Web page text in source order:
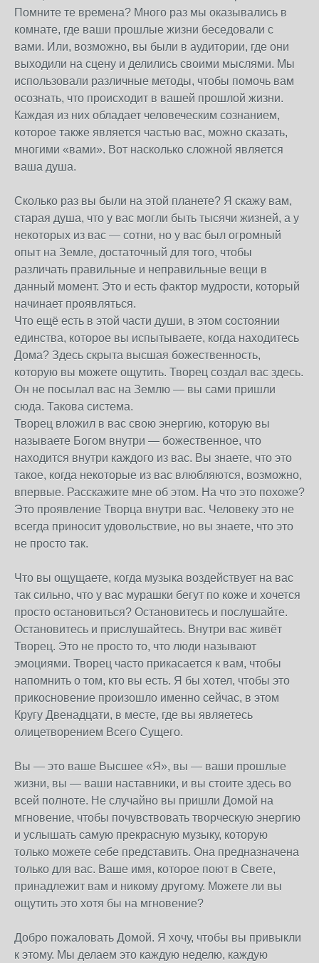
Помните те времена? Много раз мы оказывались в
комнате, где ваши прошлые жизни беседовали с
вами. Или, возможно, вы были в аудитории, где они
выходили на сцену и делились своими мыслями. Мы
использовали различные методы, чтобы помочь вам
осознать, что происходит в вашей прошлой жизни.
Каждая из них обладает человеческим сознанием,
которое также является частью вас, можно сказать,
многими «вами». Вот насколько сложной является
ваша душа.
Сколько раз вы были на этой планете? Я скажу вам,
старая душа, что у вас могли быть тысячи жизней, а у
некоторых из вас — сотни, но у вас был огромный
опыт на Земле, достаточный для того, чтобы
различать правильные и неправильные вещи в
данный момент. Это и есть фактор мудрости, который
начинает проявляться.
Что ещё есть в этой части души, в этом состоянии
единства, которое вы испытываете, когда находитесь
Дома? Здесь скрыта высшая божественность,
которую вы можете ощутить. Творец создал вас здесь.
Он не посылал вас на Землю — вы сами пришли
сюда. Такова система.
Творец вложил в вас свою энергию, которую вы
называете Богом внутри — божественное, что
находится внутри каждого из вас. Вы знаете, что это
такое, когда некоторые из вас влюбляются, возможно,
впервые. Расскажите мне об этом. На что это похоже?
Это проявление Творца внутри вас. Человеку это не
всегда приносит удовольствие, но вы знаете, что это
не просто так.
Что вы ощущаете, когда музыка воздействует на вас
так сильно, что у вас мурашки бегут по коже и хочется
просто остановиться? Остановитесь и послушайте.
Остановитесь и прислушайтесь. Внутри вас живёт
Творец. Это не просто то, что люди называют
эмоциями. Творец часто прикасается к вам, чтобы
напомнить о том, кто вы есть. Я бы хотел, чтобы это
прикосновение произошло именно сейчас, в этом
Кругу Двенадцати, в месте, где вы являетесь
олицетворением Всего Сущего.
Вы — это ваше Высшее «Я», вы — ваши прошлые
жизни, вы — ваши наставники, и вы стоите здесь во
всей полноте. Не случайно вы пришли Домой на
мгновение, чтобы почувствовать творческую энергию
и услышать самую прекрасную музыку, которую
только можете себе представить. Она предназначена
только для вас. Ваше имя, которое поют в Свете,
принадлежит вам и никому другому. Можете ли вы
ощутить это хотя бы на мгновение?
Добро пожаловать Домой. Я хочу, чтобы вы привыкли
к этому. Мы делаем это каждую неделю, каждую